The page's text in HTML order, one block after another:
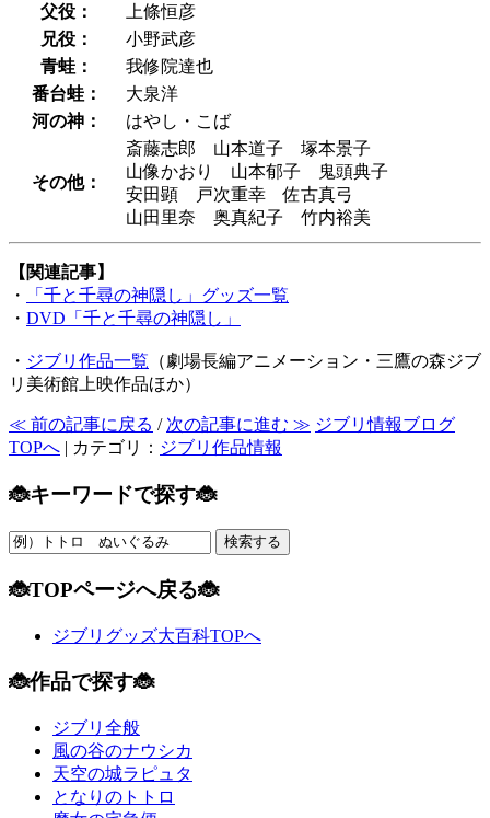
父役：
上條恒彦
兄役：
小野武彦
青蛙：
我修院達也
番台蛙：
大泉洋
河の神：
はやし・こば
その他：
斎藤志郎 山本道子 塚本景子
山像かおり 山本郁子 鬼頭典子
安田顕 戸次重幸 佐古真弓
山田里奈 奥真紀子 竹内裕美
【関連記事】
・
「千と千尋の神隠し」グッズ一覧
・ DVD「千と千尋の神隠し」
・ ジブリ作品一覧 （劇場長編アニメーション・三鷹の森ジブ
リ美術館上映作品ほか）
≪ 前の記事に戻る / 次の記事に進む ≫ ジブリ情報ブログ
TOPへ | カテゴリ： ジブリ作品情報
🐞キーワードで探す🐞
🐞TOPページへ戻る🐞
ジブリグッズ大百科TOPへ
🐞作品で探す🐞
ジブリ全般
風の谷のナウシカ
天空の城ラピュタ
となりのトトロ